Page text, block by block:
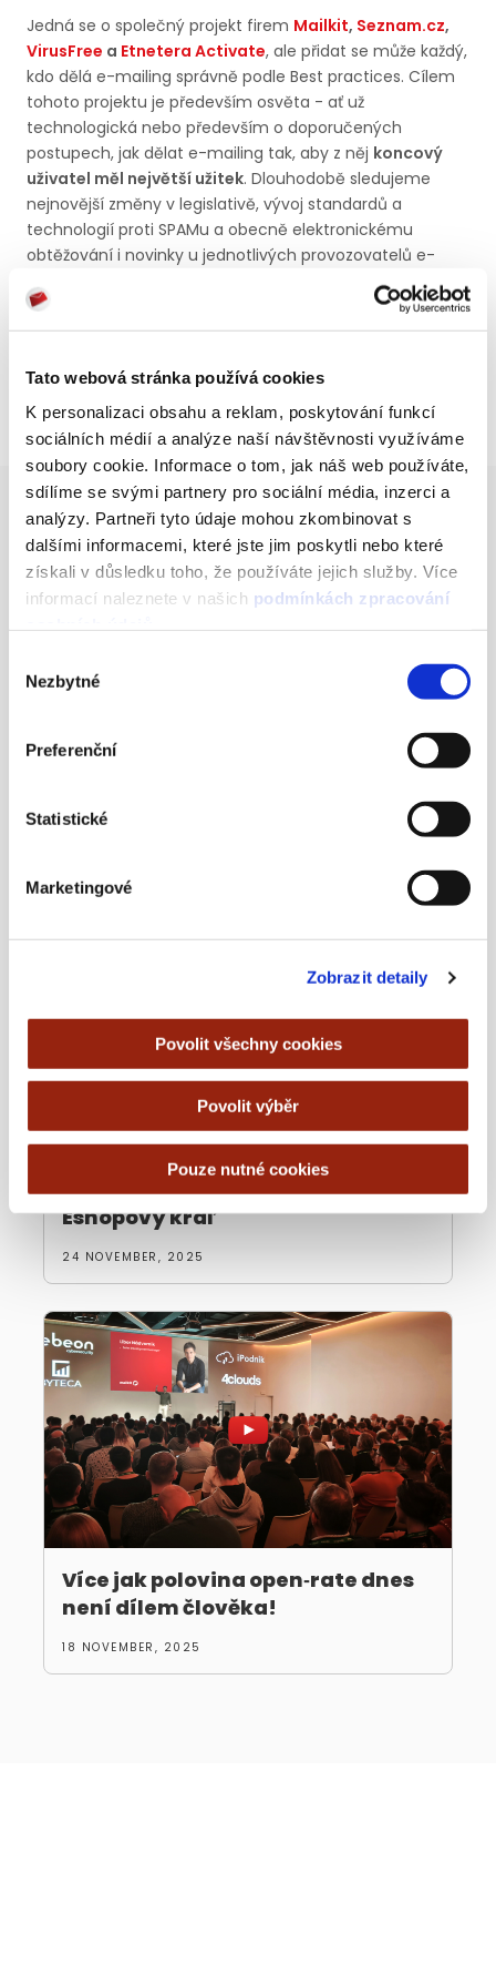
Tato webová stránka používá cookies
K personalizaci obsahu a reklam, poskytování funkcí
sociálních médií a analýze naší návštěvnosti využíváme
soubory cookie. Informace o tom, jak náš web používáte,
sdílíme se svými partnery pro sociální média, inzerci a
analýzy. Partneři tyto údaje mohou zkombinovat s
dalšími informacemi, které jste jim poskytli nebo které
získali v důsledku toho, že používáte jejich služby. Více
informací naleznete v našich podmínkách zpracování
souhlasu
Nezbytné
Preferenční
Statistické
Marketingové
Zobrazit detaily
Povolit všechny cookies
Povolit výběr
Pouze nutné cookies
Jedná se o společný projekt firem Mailkit, Seznam.cz,
VirusFree a Etnetera Activate, ale přidat se může každý,
kdo dělá e-mailing správně podle Best practices. Cílem
tohoto projektu je především osvěta - ať už
technologická nebo především o doporučených
postupech, jak dělat e-mailing tak, aby z něj koncový
uživatel měl největší užitek. Dlouhodobě sledujeme
nejnovější změny v legislativě, vývoj standardů a
technologií proti SPAMu a obecně elektronickému
obtěžování i novinky u jednotlivých provozovatelů e-
mailových schránek. Všem proto doporučujeme tento
projekt sledovat.
Jak využít data z Mailkitu naplno
i mimo e‑mailing
Libor Nádvorník v podcastu
Eshopový kráľ
24 NOVEMBER, 2025
Více jak polovina open‑rate dnes
není dílem člověka!
18 NOVEMBER, 2025